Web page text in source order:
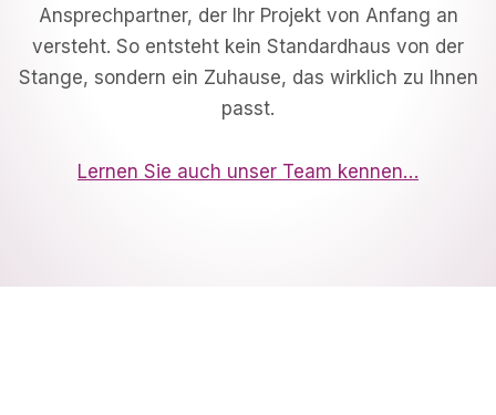
Ansprechpartner, der Ihr Projekt von Anfang an
versteht. So entsteht kein Standardhaus von der
Stange, sondern ein Zuhause, das wirklich zu Ihnen
passt.
Lernen Sie auch unser Team kennen…